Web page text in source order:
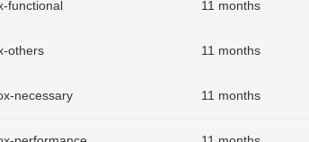
functional 11 months
others 11 months
necessary 11 months